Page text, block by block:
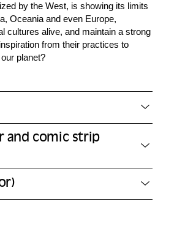
by the West, is showing its limits
Oceania and even Europe,
cultures alive, and maintain a strong
from their practices to
planet?
and comic strip